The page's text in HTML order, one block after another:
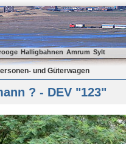
Halligbahnen Amrum Sylt
und Güterwagen
? - DEV "123"